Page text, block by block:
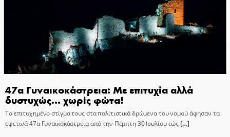
47α Γυναικοκάστρεια: Με επιτυχία αλλά
δυστυχώς… χωρίς φώτα!
Το επιτυχημένο στίγμα τους στα πολιτιστικά δρώμενα του νομού άφησαν τα
εφετινά 47α Γυναικοκάστρεια από την Πέμπτη 30 Ιουλίου εώς[…]